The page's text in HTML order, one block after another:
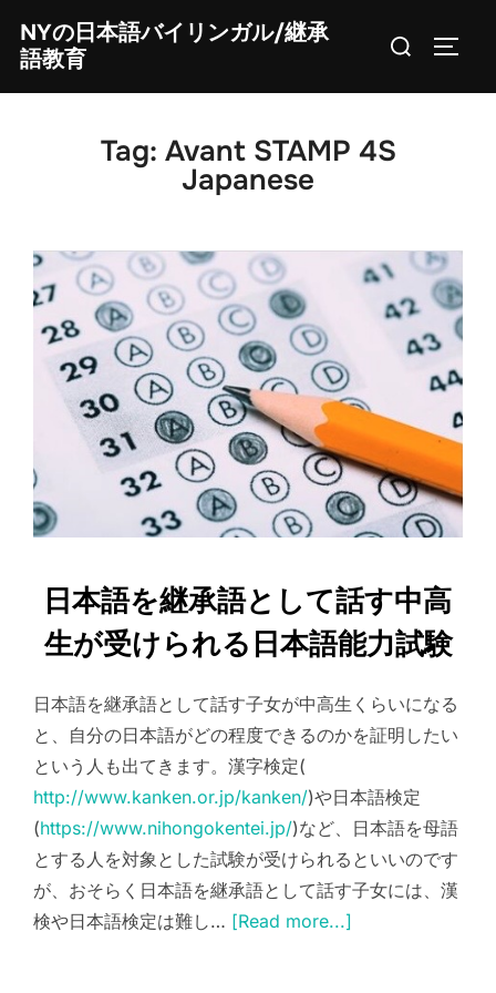
content
NYの日本語バイリンガル/継承
語教育
Search
Tag: Avant STAMP 4S
Japanese
日本語を継承語として話す中高
生が受けられる日本語能力試験
日本語を継承語として話す子女が中高生くらいになる
と、自分の日本語がどの程度できるのかを証明したい
という人も出てきます。漢字検定(
http://www.kanken.or.jp/kanken/)や日本語検定
(https://www.nihongokentei.jp/)など、日本語を母語
とする人を対象とした試験が受けられるといいのです
が、おそらく日本語を継承語として話す子女には、漢
検や日本語検定は難し… [Read more...]